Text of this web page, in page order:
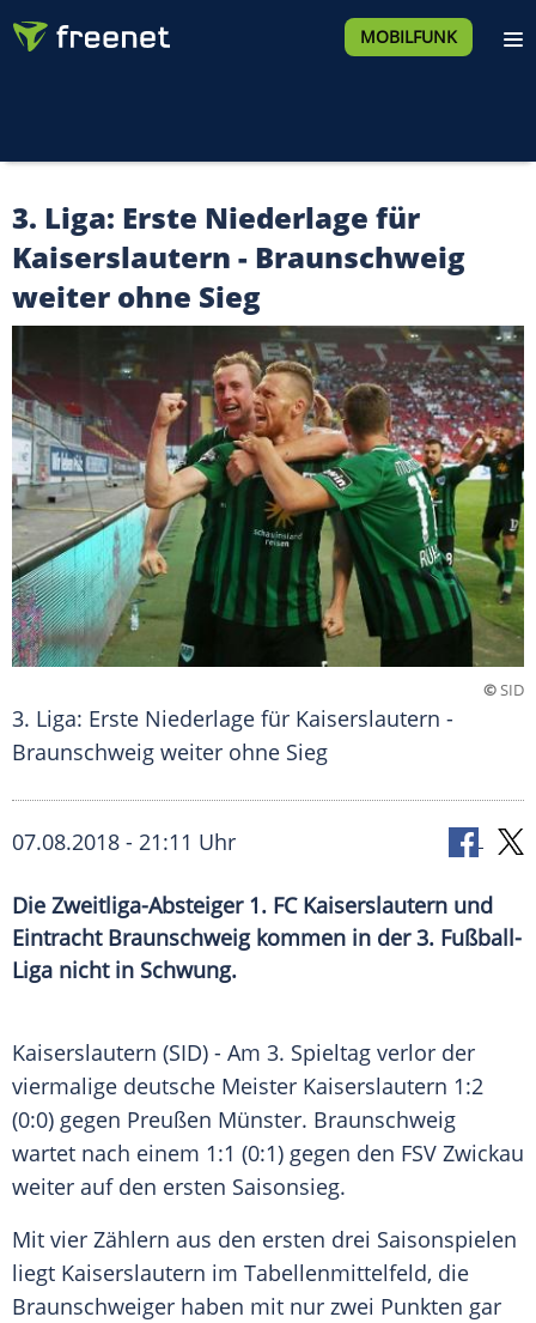
MOBILFUNK
3. Liga: Erste Niederlage für
Kaiserslautern - Braunschweig
weiter ohne Sieg
©SID
3. Liga: Erste Niederlage für Kaiserslautern -
Braunschweig weiter ohne Sieg
07.08.2018 - 21:11 Uhr
Die Zweitliga-Absteiger 1. FC Kaiserslautern und
Eintracht Braunschweig kommen in der 3. Fußball-
Liga nicht in Schwung.
Kaiserslautern (SID) - Am 3. Spieltag verlor der
viermalige deutsche Meister Kaiserslautern 1:2
(0:0) gegen Preußen Münster. Braunschweig
wartet nach einem 1:1 (0:1) gegen den FSV Zwickau
weiter auf den ersten Saisonsieg.
Mit vier Zählern aus den ersten drei Saisonspielen
liegt Kaiserslautern im Tabellenmittelfeld, die
Braunschweiger haben mit nur zwei Punkten gar